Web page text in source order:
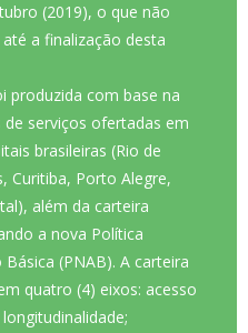
(2019), o que não
a finalização desta
produzida com base na
serviços ofertadas em
brasileiras (Rio de
Curitiba, Porto Alegre,
além da carteira
a nova Política
(PNAB). A carteira
quatro (4) eixos: acesso